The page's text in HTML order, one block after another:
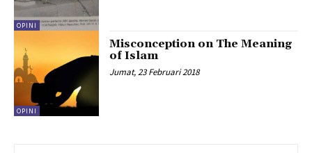
OPINI
OPINI
Misconception on The Meaning
of Islam
Jumat, 23 Februari 2018